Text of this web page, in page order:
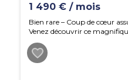
1 490 € / mois
Bien rare – Coup de cœur
Venez découvrir ce